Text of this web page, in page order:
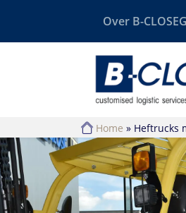
Over B-CLOSE
Home » Heftrucks